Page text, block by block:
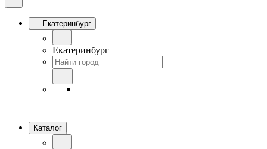
Екатеринбург
Екатеринбург
Каталог